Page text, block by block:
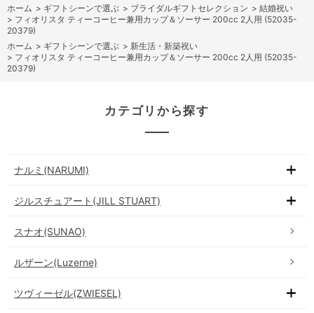
ホーム > ギフトシーンで選ぶ > ブライダルギフトセレクション > 結婚祝い
> フィオリスタ ティーコーヒー兼用カップ＆ソーサー 200cc 2人用 (52035-
20379)
ホーム > ギフトシーンで選ぶ > 新生活・新築祝い
> フィオリスタ ティーコーヒー兼用カップ＆ソーサー 200cc 2人用 (52035-
20379)
カテゴリから探す
ナルミ(NARUMI)
ジルスチュアート(JILL STUART)
スナオ(SUNAO)
ルザーン(Luzerne)
ツヴィーゼル(ZWIESEL)